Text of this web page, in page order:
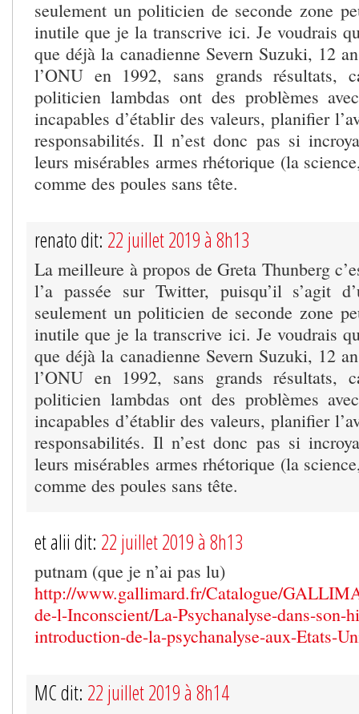
seulement un politicien de seconde zone
inutile que je la transcrive ici. Je voudrais
que déjà la canadienne Severn Suzuki, 12
l’ONU en 1992, sans grands résultats,
politicien lambdas ont des problèmes
incapables d’établir des valeurs, planifier
responsabilités. Il n’est donc pas si
leurs misérables armes rhétorique (la
comme des poules sans tête.
renato dit: 22 juillet 2019 à 8h13
La meilleure à propos de Greta Thunberg
l’a passée sur Twitter, puisqu’il s’agit
seulement un politicien de seconde zone
inutile que je la transcrive ici. Je voudrais
que déjà la canadienne Severn Suzuki, 12
l’ONU en 1992, sans grands résultats,
politicien lambdas ont des problèmes
incapables d’établir des valeurs, planifier
responsabilités. Il n’est donc pas si
leurs misérables armes rhétorique (la
comme des poules sans tête.
et alii dit: 22 juillet 2019 à 8h13
putnam (que je n’ai pas lu)
http://www.gallimard.fr/Catalogue/
de-l-Inconscient/La-Psychanalyse-dans-son-
introduction-de-la-psychanalyse-aux-Etats-
MC dit: 22 juillet 2019 à 8h14